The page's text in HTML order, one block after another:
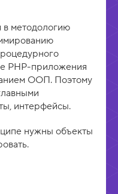
в методологию
PHP-приложения
ООП. Поэтому
интерфейсы.
нужны объекты